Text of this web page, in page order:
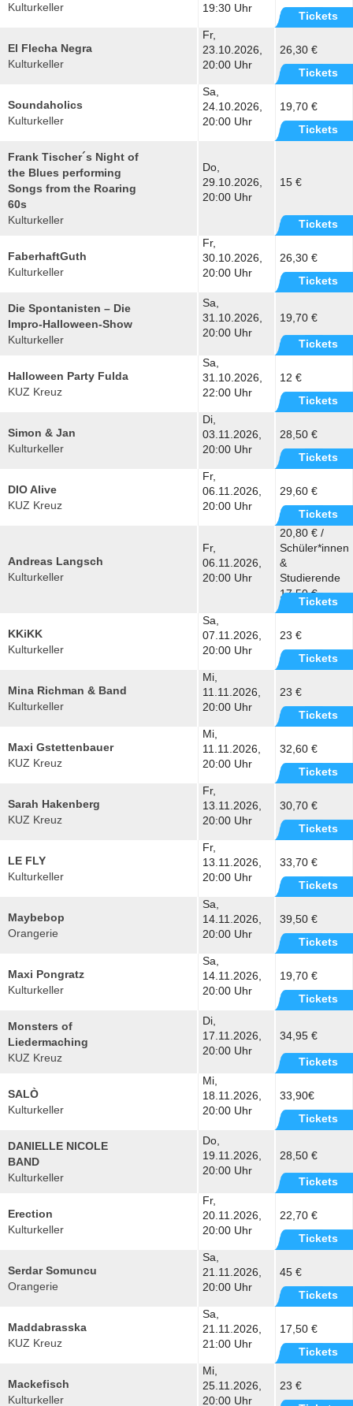
Kulturkeller
19:30 Uhr
Tickets
El Flecha Negra
Kulturkeller
Fr,
23.10.2026,
20:00 Uhr
26,30 €
Tickets
Soundaholics
Kulturkeller
Sa,
24.10.2026,
20:00 Uhr
19,70 €
Tickets
Frank Tischer´s Night of
the Blues performing
Songs from the Roaring
60s
Kulturkeller
Do,
29.10.2026,
20:00 Uhr
15 €
Tickets
FaberhaftGuth
Kulturkeller
Fr,
30.10.2026,
20:00 Uhr
26,30 €
Tickets
Die Spontanisten – Die
Impro-Halloween-Show
Kulturkeller
Sa,
31.10.2026,
20:00 Uhr
19,70 €
Tickets
Halloween Party Fulda
KUZ Kreuz
Sa,
31.10.2026,
22:00 Uhr
12 €
Tickets
Simon & Jan
Kulturkeller
Di,
03.11.2026,
20:00 Uhr
28,50 €
Tickets
DIO Alive
KUZ Kreuz
Fr,
06.11.2026,
20:00 Uhr
29,60 €
Tickets
Andreas Langsch
Kulturkeller
Fr,
06.11.2026,
20:00 Uhr
20,80 € /
Schüler*innen
&
Studierende
17,50 €
Tickets
KKiKK
Kulturkeller
Sa,
07.11.2026,
20:00 Uhr
23 €
Tickets
Mina Richman & Band
Kulturkeller
Mi,
11.11.2026,
20:00 Uhr
23 €
Tickets
Maxi Gstettenbauer
KUZ Kreuz
Mi,
11.11.2026,
20:00 Uhr
32,60 €
Tickets
Sarah Hakenberg
KUZ Kreuz
Fr,
13.11.2026,
20:00 Uhr
30,70 €
Tickets
LE FLY
Kulturkeller
Fr,
13.11.2026,
20:00 Uhr
33,70 €
Tickets
Maybebop
Orangerie
Sa,
14.11.2026,
20:00 Uhr
39,50 €
Tickets
Maxi Pongratz
Kulturkeller
Sa,
14.11.2026,
20:00 Uhr
19,70 €
Tickets
Monsters of
Liedermaching
KUZ Kreuz
Di,
17.11.2026,
20:00 Uhr
34,95 €
Tickets
SALÒ
Kulturkeller
Mi,
18.11.2026,
20:00 Uhr
33,90€
Tickets
DANIELLE NICOLE
BAND
Kulturkeller
Do,
19.11.2026,
20:00 Uhr
28,50 €
Tickets
Erection
Kulturkeller
Fr,
20.11.2026,
20:00 Uhr
22,70 €
Tickets
Serdar Somuncu
Orangerie
Sa,
21.11.2026,
20:00 Uhr
45 €
Tickets
Maddabrasska
KUZ Kreuz
Sa,
21.11.2026,
21:00 Uhr
17,50 €
Tickets
Mackefisch
Kulturkeller
Mi,
25.11.2026,
20:00 Uhr
23 €